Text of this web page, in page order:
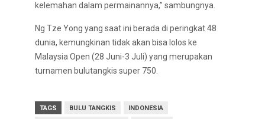
kelemahan dalam permainannya,” sambungnya.
Ng Tze Yong yang saat ini berada di peringkat 48
dunia, kemungkinan tidak akan bisa lolos ke
Malaysia Open (28 Juni-3 Juli) yang merupakan
turnamen bulutangkis super 750.
TAGS BULU TANGKIS
INDONESIA